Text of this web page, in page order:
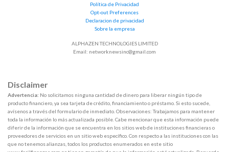
Política de Privacidad
Opt-out Preferences
Declaracion de privacidad
Sobre la empresa
ALPHAZEN TECHNOLOGIES LIMITED
Email: networknewsinc@gmail.com
Disclaimer
Advertencia: No solicitamos ninguna cantidad de dinero para liberar ningún tipo de
producto financiero, ya sea tarjeta de crédito, financiamiento o préstamo. Si esto sucede,
avísenos a través del formulario de inmediato. Observaciones: Trabajamos para mantener
toda la información lo más actualizada posible. Cabe mencionar que esta información puede
diferir de la información que se encuentra en los sitios web de instituciones financieras o
proveedores de servicios en un sitio web específico. Con respecto a las instituciones con las
que no tenemos alianzas, todos los productos enumerados en este sitio